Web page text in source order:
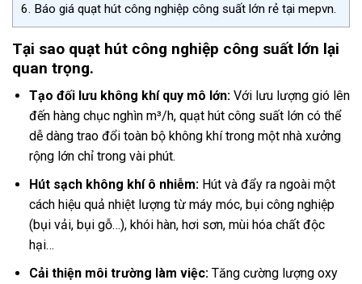
6. Báo giá quạt hút công nghiệp công suất lớn rẻ tại mepvn.
Tại sao quạt hút công nghiệp công suất lớn lại
quan trọng.
Tạo đối lưu không khí quy mô lớn:Với lưu lượng gió lên
đến hàng chục nghìn m³/h, quạt hút công suất lớn có thể
dễ dàng trao đổi toàn bộ không khí trong một nhà xưởng
rộng lớn chỉ trong vài phút.
Hút sạch không khí ô nhiễm:Hút và đẩy ra ngoài một
cách hiệu quả nhiệt lượng từ máy móc, bụi công nghiệp
(bụi vải, bụi gỗ…), khói hàn, hơi sơn, mùi hóa chất độc
hại…
Cải thiện môi trường làm việc:Tăng cường lượng oxy